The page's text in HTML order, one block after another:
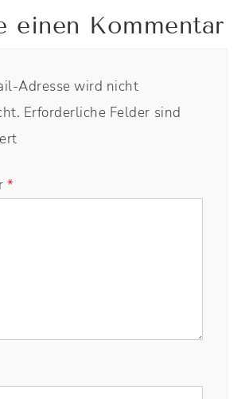
einen Kommentar
Adresse wird nicht
Erforderliche Felder sind
*